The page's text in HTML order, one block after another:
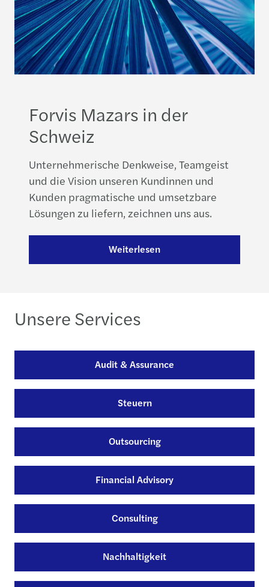
Forvis Mazars in der
Schweiz
Unternehmerische Denkweise, Teamgeist
und die Vision unseren Kundinnen und
Kunden pragmatische und umsetzbare
Lösungen zu liefern, zeichnen uns aus.
Weiterlesen
Unsere Services
Audit & Assurance
Steuern
Outsourcing
Financial Advisory
Consulting
Nachhaltigkeit